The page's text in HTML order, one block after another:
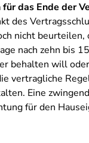
für das Ende der
des
nicht beurteilen,
nach zehn bis
behalten will
vertragliche
Eine
für den